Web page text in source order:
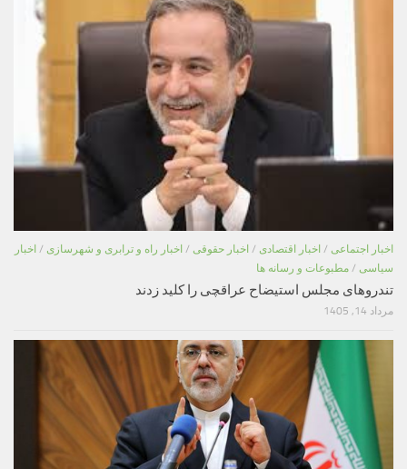
اخبار اجتماعی / اخبار اقتصادی / اخبار حقوقی / اخبار راه و ترابری و شهرسازی / اخبار
سیاسی / مطبوعات و رسانه ها
تندروهای مجلس استیضاح عراقچی را کلید زدند
مرداد 14, 1405